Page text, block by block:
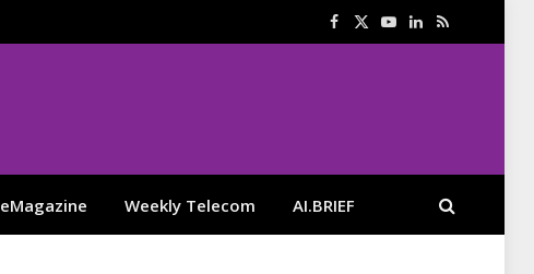
Facebook
X
YouTube
LinkedIn
RSS
eMagazine Weekly Telecom AI.BRIEF